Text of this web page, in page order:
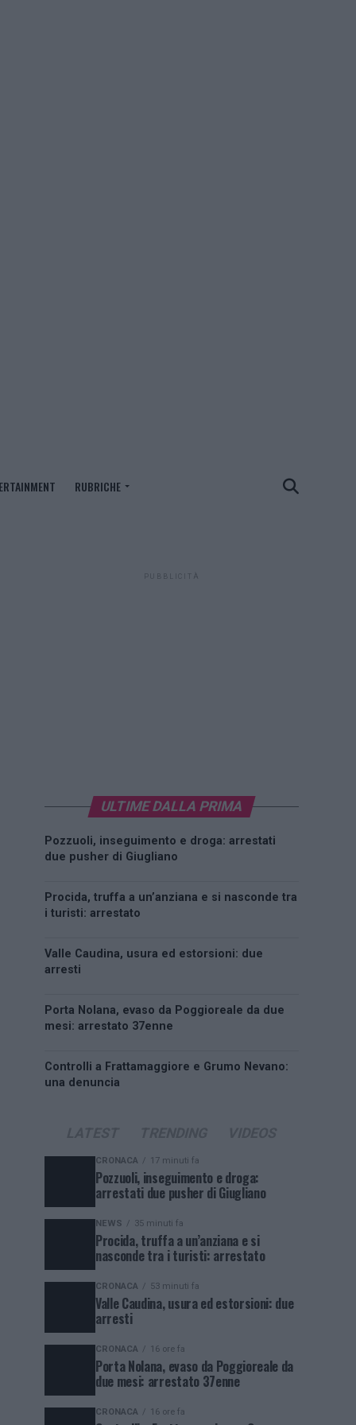
RUBRICHE
PUBBLICITÀ
ULTIME DALLA PRIMA
Pozzuoli, inseguimento e droga: arrestati
due pusher di Giugliano
Procida, truffa a un’anziana e si nasconde tra
i turisti: arrestato
Valle Caudina, usura ed estorsioni: due
arresti
Porta Nolana, evaso da Poggioreale da due
mesi: arrestato 37enne
Controlli a Frattamaggiore e Grumo Nevano:
una denuncia
CRONACA 17 minuti fa
Pozzuoli, inseguimento e droga:
arrestati due pusher di Giugliano
NEWS 35 minuti fa
Procida, truffa a un’anziana e si
nasconde tra i turisti: arrestato
CRONACA 53 minuti fa
Valle Caudina, usura ed estorsioni: due
arresti
CRONACA 16 ore fa
Porta Nolana, evaso da Poggioreale da
due mesi: arrestato 37enne
CRONACA 16 ore fa